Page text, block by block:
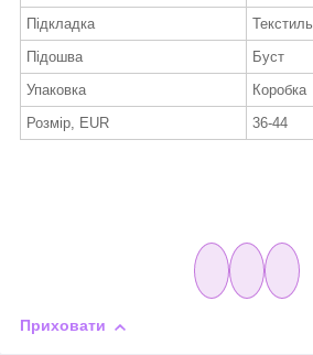
Підкладка
Текстиль
Підошва
Буст
Упаковка
Коробка
Розмір, EUR
36-44
Приховати